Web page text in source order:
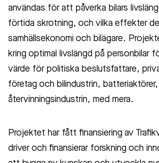
användas för att påverka bilars
förtida skrotning, och vilka effekter
samhällsekonomi och bilägare.
kring optimal livslängd på personbilar
värde för politiska beslutsfattare,
företag och bilindustrin, batteriaktörer,
återvinningsindustrin, med mera.
Projektet har fått finansiering av
driver och finansierar forskning och